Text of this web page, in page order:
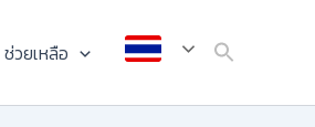
ช่วยเหลือ